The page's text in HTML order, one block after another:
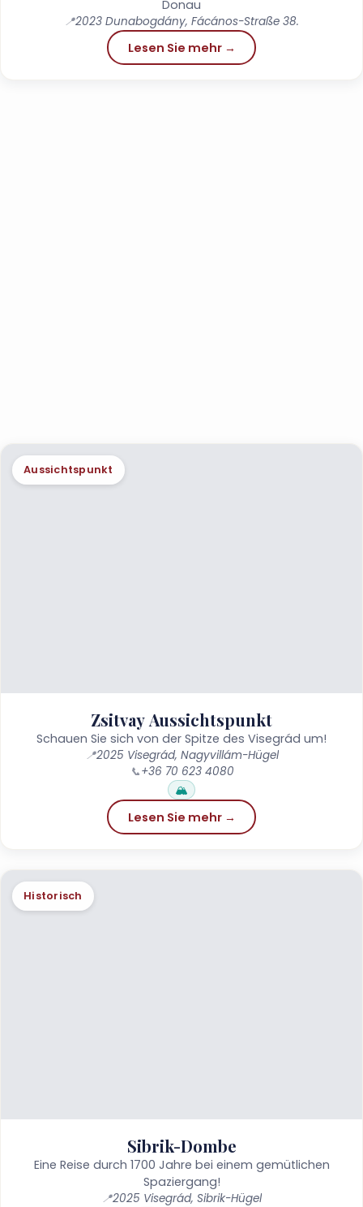
Donau
📍2023 Dunabogdány, Fácános-Straße 38.
Lesen Sie mehr →
Aussichtspunkt
Zsitvay Aussichtspunkt
Schauen Sie sich von der Spitze des Visegrád um!
📍2025 Visegrád, Nagyvillám-Hügel
📞+36 70 623 4080
🏔️
Lesen Sie mehr →
Historisch
Sibrik-Dombe
Eine Reise durch 1700 Jahre bei einem gemütlichen
Spaziergang!
📍2025 Visegrád, Sibrik-Hügel